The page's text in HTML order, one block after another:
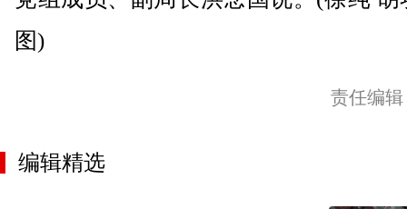
图)
责任编
编辑精选